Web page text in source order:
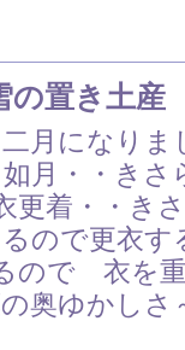
の置き土産
二月になりま
如月・・きさ
更着・・き
ので更衣
ので 衣を
奥ゆかしさ